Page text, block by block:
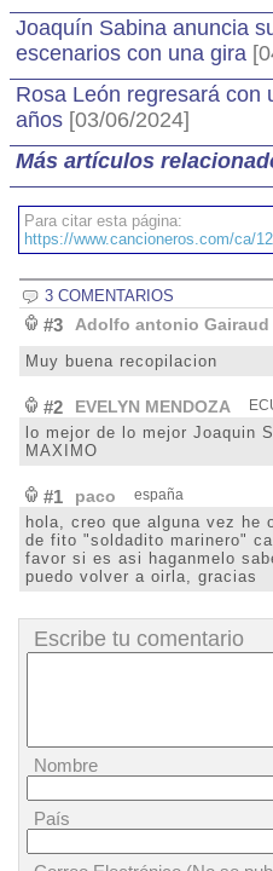
Joaquín Sabina anuncia
escenarios con una gira
Rosa León regresará con
años [03/06/2024]
Más artículos
Para citar esta página:
https://www.cancioneros.com/ca/
3 COMENTARIOS
#3 Adolfo antonio
Muy buena recopilacion
#2 EVELYN MENDOZA
lo mejor de lo mejor Joaquin
MAXIMO
#1 paco españa
hola, creo que alguna vez he
de fito "soldadito marinero"
favor si es asi haganmelo
puedo volver a oirla, gracias
Escribe tu comentario
Nombre
País